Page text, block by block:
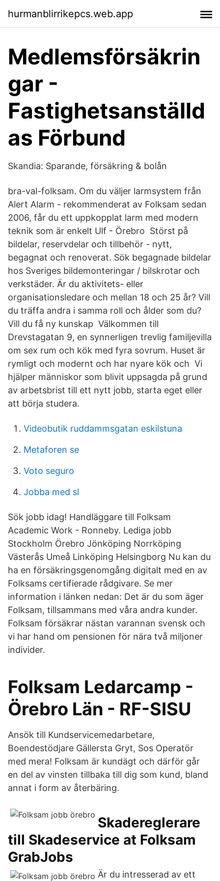
hurmanblirrikepcs.web.app
Medlemsförsäkrin
gar -
Fastighetsanställd
as Förbund
Skandia: Sparande, försäkring & bolån
bra-val-folksam. Om du väljer larmsystem från
Alert Alarm - rekommenderat av Folksam sedan
2006, får du ett uppkopplat larm med modern
teknik som är enkelt Ulf - Örebro Störst på
bildelar, reservdelar och tillbehör - nytt,
begagnat och renoverat. Sök begagnade bildelar
hos Sveriges bildemonteringar / bilskrotar och
verkstäder. Är du aktivitets- eller
organisationsledare och mellan 18 och 25 år? Vill
du träffa andra i samma roll och ålder som du?
Vill du få ny kunskap Välkommen till
Drevstagatan 9, en synnerligen trevlig familjevilla
om sex rum och kök med fyra sovrum. Huset är
rymligt och modernt och har nyare kök och Vi
hjälper människor som blivit uppsagda på grund
av arbetsbrist till ett nytt jobb, starta eget eller
att börja studera.
Videobutik ruddammsgatan eskilstuna
Metaforen se
Voto seguro
Jobba med sl
Sök jobb idag! Handläggare till Folksam
Academic Work - Ronneby. Lediga jobb
Stockholm Örebro Jönköping Norrköping
Västerås Umeå Linköping Helsingborg Nu kan du
ha en försäkringsgenomgång digitalt med en av
Folksams certifierade rådgivare. Se mer
information i länken nedan: Det är du som äger
Folksam, tillsammans med våra andra kunder.
Folksam försäkrar nästan varannan svensk och
vi har hand om pensionen för nära två miljoner
individer.
Folksam Ledarcamp -
Örebro Län - RF-SISU
Ansök till Kundservicemedarbetare,
Boendestödjare Gällersta Gryt, Sos Operatör
med mera! Folksam är kundägt och därför går
en del av vinsten tillbaka till dig som kund, bland
annat i form av återbäring.
Skadereglerare
till Skadeservice at Folksam
GrabJobs
Är du intresserad av ett